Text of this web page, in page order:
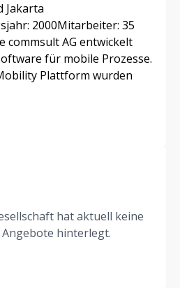
Jakarta
2000Mitarbeiter: 35
commsult AG entwickelt
für mobile Prozesse.
Plattform wurden
hat aktuell keine
hinterlegt.